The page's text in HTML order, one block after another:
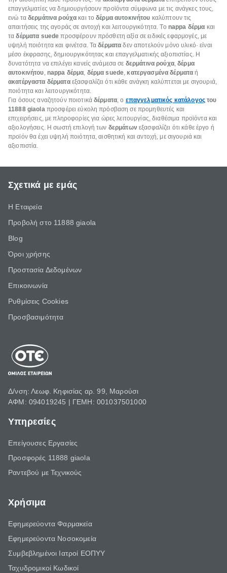
επαγγελματίες να δημιουργήσουν προϊόντα σύμφωνα με τις ανάγκες τους,
ενώ τα δερμάτινα ρούχα και τοδέρμα αυτοκινήτου καλύπτουν τις
απαιτήσεις της αγοράς σε αντοχή και λειτουργικότητα. Το nappa δέρμα και
ταδέρματα suede προσφέρουν πρόσθετη αξία σε ειδικές εφαρμογές, με
υψηλή ποιότητα και φινέτσα. Ταδέρματα δεν αποτελούν μόνο υλικό· είναι
μέσο έκφρασης, δημιουργικότητας και επαγγελματικής αξιοπιστίας. Η
δυνατότητα να επιλέγει κανείς ανάμεσα σε δερμάτινα ρούχα,δέρμα
αυτοκινήτου, nappa δέρμα, δέρμα suede, κατεργασμένα δέρματα ή
ακατέργαστα δέρματαεξασφαλίζει ότι κάθε ανάγκη καλύπτεται με σιγουριά,
ποιότητα και λειτουργικότητα.
Για όσους αναζητούν ποιοτικάδέρματα, ο επαγγελματικός κατάλογοςτου
11888 giaolaπροσφέρει εύκολη πρόσβαση σε προμηθευτές και
επιχειρήσεις, με πληροφορίες για ώρες λειτουργίας, διαθέσιμα προϊόντα και
αξιολογήσεις. Η σωστή επιλογή των δερμάτων εξασφαλίζει ότι κάθε έργο ή
προϊόν θα έχει υψηλή ποιότητα, αισθητική και αντοχή, με σιγουριά και
αξιοπιστία.
Σχετικά με εμάς
Η Εταιρεία
Προβολή στο 11888 giaola
Blog
Όροι χρήσης
Προστασία Δεδομένων
Επικοινωνία
Ρυθμίσεις Cookies
Προσβασιμότητα
Δ/νση: Λεωφ. Κηφισίας αρ. 99, Μαρούσι
ΑΦΜ: 094019245 | ΓΕΜΗ: 001037501000
Υπηρεσίες
Επείγουσες Εργασίες
Προσφορές 11888 giaola
Ραντεβού με Τεχνικούς
Χρήσιμα
Εφημερεύοντα Φαρμακεία
Εφημερεύοντα Νοσοκομεία
Συμβεβλημένοι Ιατροί ΕΟΠΥΥ
Ταχυδρομικοί Κωδικοί